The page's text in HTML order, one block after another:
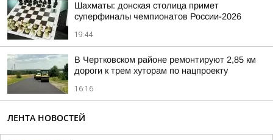
Шахматы: донская столица примет
суперфиналы чемпионатов России-2026
19:44
В Чертковском районе ремонтируют 2,85 км
дороги к трем хуторам по нацпроекту
16:16
ЛЕНТА НОВОСТЕЙ